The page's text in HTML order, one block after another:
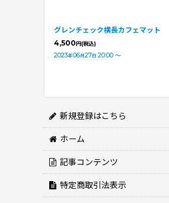
グレンチェック横長カフェマット
4,500円(税込)
2023年06月27日 20:00 ～
新規登録はこちら
ホーム
記事コンテンツ
特定商取引法表示